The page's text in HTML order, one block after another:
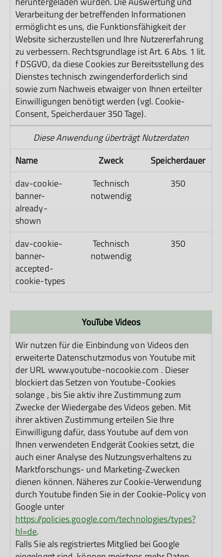
Verarbeitung der betreffenden Informationen
ermöglicht es uns, die Funktionsfähigkeit der
Website sicherzustellen und Ihre Nutzererfahrung
zu verbessern. Rechtsgrundlage ist Art. 6 Abs. 1 lit.
f DSGVO, da diese Cookies zur Bereitsstellung des
Dienstes technisch zwingenderforderlich sind
sowie zum Nachweis etwaiger von Ihnen erteilter
Einwilligungen benötigt werden (vgl. Cookie-
Consent, Speicherdauer 350 Tage).
Diese Anwendung überträgt Nutzerdaten
Name
Zweck
Speicherdauer
dav-cookie-
banner-
already-
shown
Technisch
notwendig
350
dav-cookie-
banner-
accepted-
cookie-types
Technisch
notwendig
350
YouTube Videos
Wir nutzen für die Einbindung von Videos den
erweiterte Datenschutzmodus von Youtube mit
der URL www.youtube-nocookie.com . Dieser
blockiert das Setzen von Youtube-Cookies
solange , bis Sie aktiv ihre Zustimmung zum
Zwecke der Wiedergabe des Videos geben. Mit
ihrer aktiven Zustimmung erteilen Sie Ihre
Einwilligung dafür, dass Youtube auf dem von
Ihnen verwendeten Endgerät Cookies setzt, die
auch einer Analyse des Nutzungsverhaltens zu
Marktforschungs- und Marketing-Zwecken
dienen können. Näheres zur Cookie-Verwendung
durch Youtube finden Sie in der Cookie-Policy von
Google unter
https://policies.google.com/technologies/types?
hl=de.
Falls Sie als registriertes Mitglied bei Google